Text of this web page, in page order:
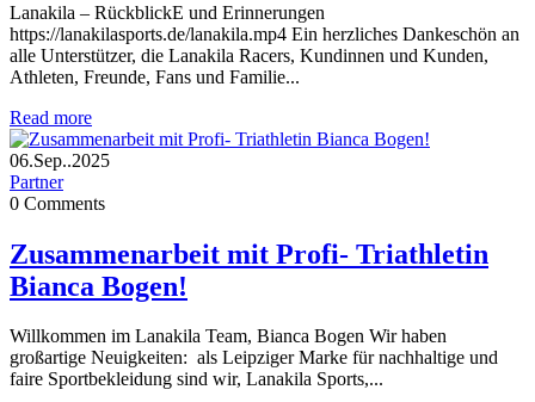
Lanakila – RückblickE und Erinnerungen
https://lanakilasports.de/lanakila.mp4 Ein herzliches Dankeschön an
alle Unterstützer, die Lanakila Racers, Kundinnen und Kunden,
Athleten, Freunde, Fans und Familie...
Read more
06.Sep..2025
Partner
0 Comments
Zusammenarbeit mit Profi- Triathletin
Bianca Bogen!
Willkommen im Lanakila Team, Bianca Bogen Wir haben
großartige Neuigkeiten: als Leipziger Marke für nachhaltige und
faire Sportbekleidung sind wir, Lanakila Sports,...